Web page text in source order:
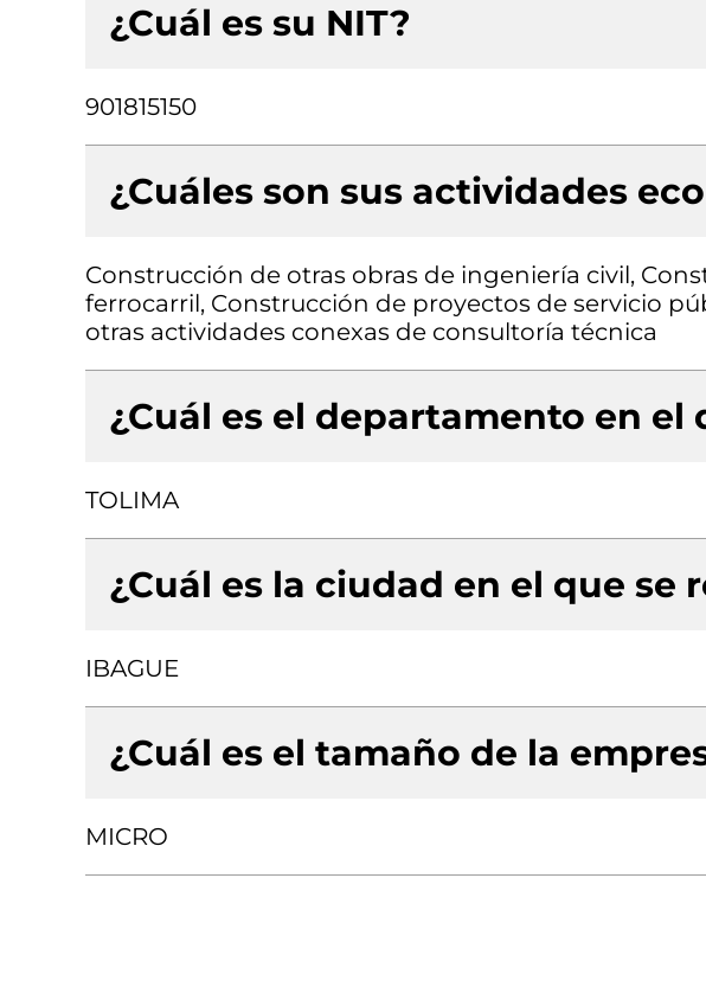
¿Cuál es su NIT?
901815150
¿Cuáles son sus actividades
Construcción de otras obras de ingeniería civil,
ferrocarril, Construcción de proyectos de servicio
otras actividades conexas de consultoría técnica
¿Cuál es el departamento en el
TOLIMA
¿Cuál es la ciudad en el que se
IBAGUE
¿Cuál es el tamaño de la
MICRO